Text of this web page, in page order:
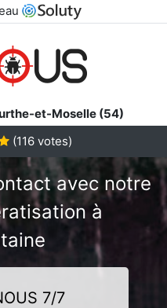
et-Moselle (54)
(116 votes)
avec notre
à
7/7